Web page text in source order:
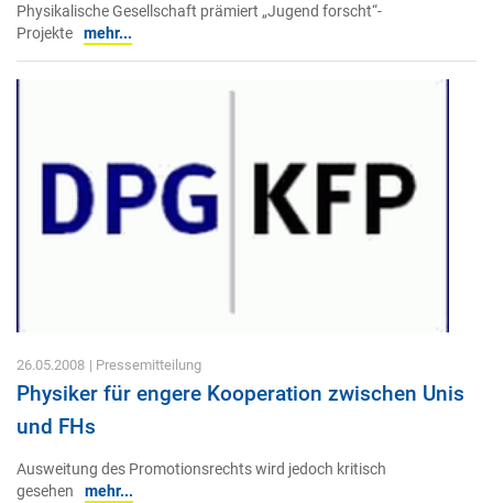
Physikalische Gesellschaft prämiert „Jugend forscht“-
Projekte mehr...
26.05.2008 | Pressemitteilung
Physiker für engere Kooperation zwischen Unis
und FHs
Ausweitung des Promotionsrechts wird jedoch kritisch
gesehen
mehr...